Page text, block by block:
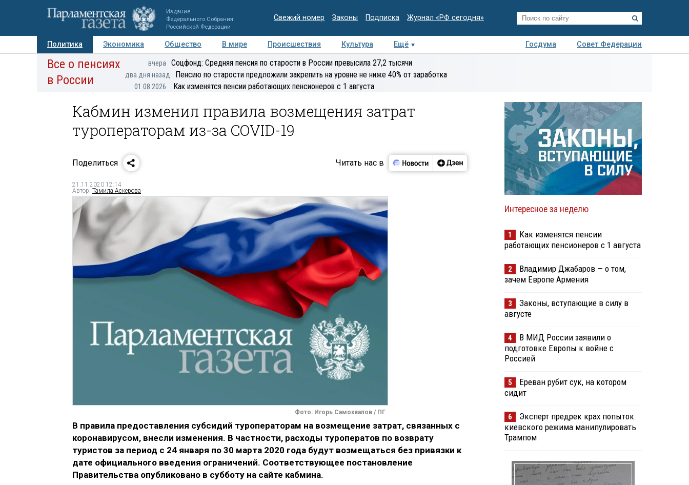
Издание
Федерального Собрания
Российской Федерации
Свежий номер Законы Подписка Журнал «РФ сегодня»
Политика Экономика Общество В мире Происшествия Культура Ещё Госдума
Совет Федерации
Авторы Персоны Мнения Регионы Медиацентр Интервью Колумнисты
экспертиза
Все о пенсиях
в России
вчера Соцфонд: Средняя пенсия по старости в России превысила 27,2 тысячи
два дня назад Пенсию по старости предложили закрепить на уровне не ниже 40% от заработка
01.08.2026 Как изменятся пенсии работающих пенсионеров с 1 августа
Кабмин изменил правила возмещения затрат
туроператорам из-за COVID-19
Поделиться Читать нас в
21.11.2020 12:14
Автор: Тамила Аскерова
Фото: Игорь Самохвалов / ПГ
В правила предоставления субсидий туроператорам на возмещение затрат, связанных с
коронавирусом, внесли изменения. В частности, расходы туроператов по возврату
туристов за период с 24 января по 30 марта 2020 года будут возмещаться без привязки к
дате официального введения ограничений. Соответствующее постановление
Правительства опубликовано в субботу на сайте кабмина.
Интересное за неделю
1
Как изменятся пенсии
работающих пенсионеров с 1 августа
2
Владимир Джабаров — о том,
зачем Европе Армения
3
Законы, вступающие в силу в
августе
4
В МИД России заявили о
подготовке Европы к войне с
Россией
5
Ереван рубит сук, на котором
сидит
6
Эксперт предрек крах попыток
киевского режима манипулировать
Трампом